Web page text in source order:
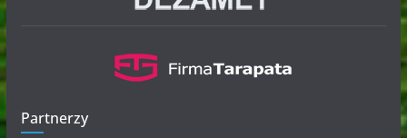
Partnerzy